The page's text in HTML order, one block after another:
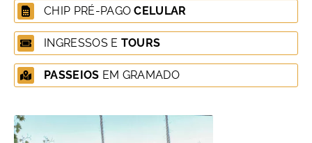
CHIP PRÉ-PAGOCELULAR
INGRESSOS E TOURS
PASSEIOS EM GRAMADO